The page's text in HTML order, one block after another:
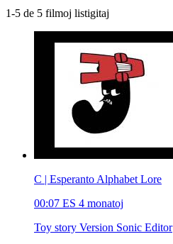
1-5 de 5 filmoj listigitaj
C | Esperanto Alphabet Lore
00:07 ES 4 monatoj
Toy story Version Sonic Editor